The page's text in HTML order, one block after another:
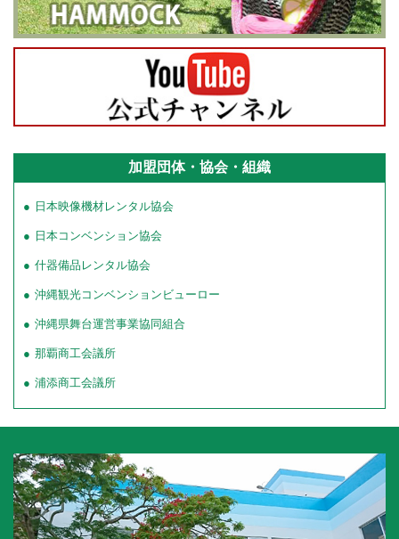
加盟団体・協会・組織
日本映像機材レンタル協会
日本コンベンション協会
什器備品レンタル協会
沖縄観光コンベンションビューロー
沖縄県舞台運営事業協同組合
那覇商工会議所
浦添商工会議所